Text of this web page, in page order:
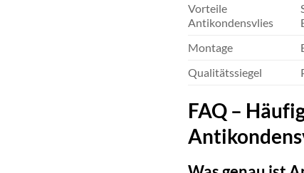
Vorteile
Antikondensvlies
Montage
Qualitätssiegel
FAQ –